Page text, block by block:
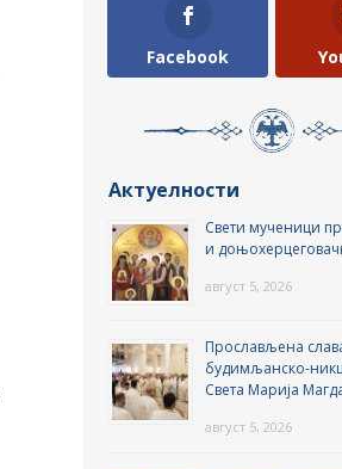
Facebook
Актуелности
Свети мученици
и
август 5, 2026
Прослављена
будимљанско-
Света Марија
август 5, 2026